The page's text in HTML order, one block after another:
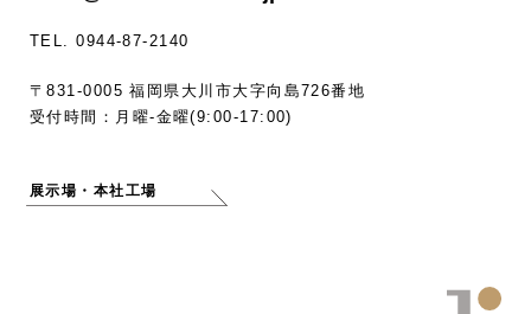
TEL. 0944-87-2140
〒831-0005 福岡県大川市大字向島726番地
受付時間：月曜-金曜(9:00-17:00)
展示場・本社工場